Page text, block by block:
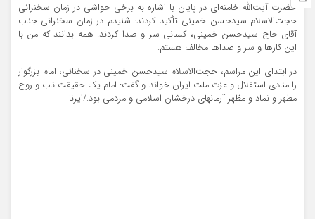
حضرت آیت‌الله خامنه‌ای در پایان با اشاره به برخی حواشی در زمان سخنرانی
حجت‌الاسلام سیدحسن خمینی تأکید کردند: شنیدم در زمان سخنرانی جناب
آقای حاج سیدحسن خمینی، کسانی سر و صدا کردند. همه بدانند که من با
این کارها و سر و صداها مخالف هستم.
در ابتدای این مراسم، حجت‌الاسلام سیدحسن خمینی در سخنانی، امام بزرگوار
را منادی استقلال و عزت ملت ایران خواند و گفت: امام یک حقیقت ناب و روح
مطهر و نماد و مظهر آرمانهای درخشان اسلامی و مردمی بود./ایرنا